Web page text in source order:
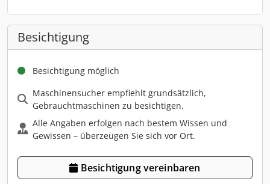
Besichtigung
Besichtigung möglich
Maschinensucher empfiehlt grundsätzlich,
Gebrauchtmaschinen zu besichtigen.
Alle Angaben erfolgen nach bestem Wissen und
Gewissen – überzeugen Sie sich vor Ort.
Besichtigung vereinbaren